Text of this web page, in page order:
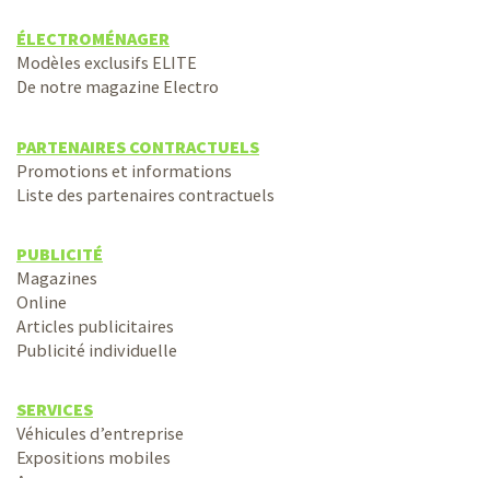
ÉLECTROMÉNAGER
Modèles exclusifs ELITE
De notre magazine Electro
PARTENAIRES CONTRACTUELS
Promotions et informations
Liste des partenaires contractuels
PUBLICITÉ
Magazines
Online
Articles publicitaires
Publicité individuelle
SERVICES
Véhicules d’entreprise
Expositions mobiles